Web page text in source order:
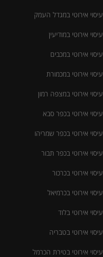
עיסוי אירוטי במגדל העמק
עיסוי אירוטי במודיעין
עיסוי אירוטי במכבים
עיסוי אירוטי במכמורת
עיסוי אירוטי במצפה רמון
עיסוי אירוטי בכפר סבא
עיסוי אירוטי בכפר שמריהו
עיסוי אירוטי בכפר תבור
עיסוי אירוטי בכרכור
עיסוי אירוטי בכרמיאל
עיסוי אירוטי בלוד
עיסוי אירוטי בטבריה
עיסוי אירוטי בטירת הכרמל